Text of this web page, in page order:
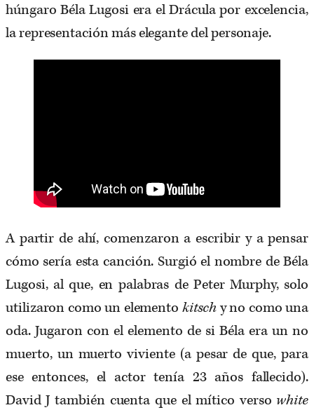
húngaro Béla Lugosi era el Drácula por excelencia,
la representación más elegante del personaje.
A partir de ahí, comenzaron a escribir y a pensar
cómo sería esta canción. Surgió el nombre de Béla
Lugosi, al que, en palabras de Peter Murphy, solo
utilizaron como un elemento kitschy no como una
oda. Jugaron con el elemento de si Béla era un no
muerto, un muerto viviente (a pesar de que, para
ese entonces, el actor tenía 23 años fallecido).
David J también cuenta que el mítico verso white